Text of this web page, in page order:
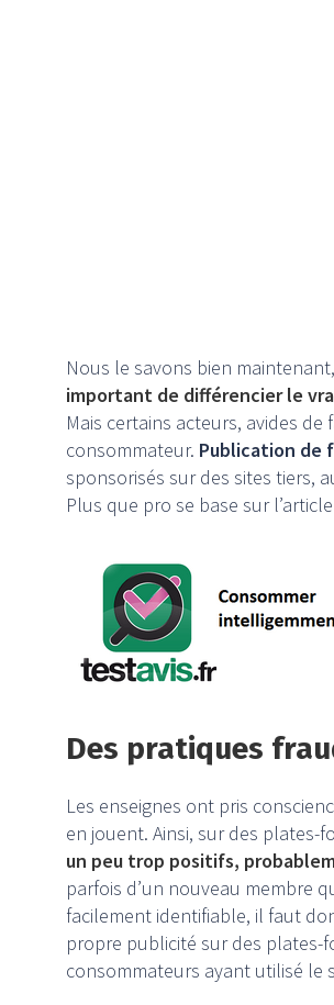
Nous le savons bien
important de différencier le
Mais certains acteurs, avides
consommateur. Publication de
sponsorisés sur des sites tiers,
Plus que pro se base sur
Des pratiques
Les enseignes ont pris
en jouent. Ainsi, sur des plates-
un peu trop positifs,
parfois d’un nouveau membre
facilement identifiable, il faut
propre publicité sur des plates-
consommateurs ayant utilisé le